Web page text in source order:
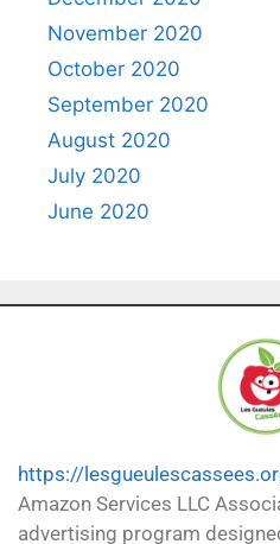
November 2020
October 2020
September 2020
August 2020
July 2020
June 2020
https://
Amazon Services LLC
advertising program